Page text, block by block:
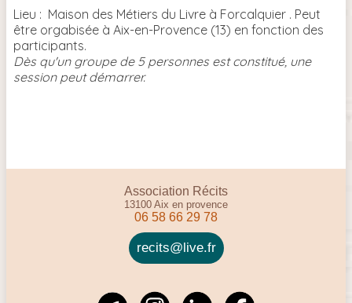
Lieu : Maison des Métiers du Livre à Forcalquier . Peut
être orgabisée à Aix-en-Provence (13) en fonction des
participants.
Dès qu'un groupe de 5 personnes est constitué, une
session peut démarrer.
Association Récits
13100 Aix en provence
06 58 66 29 78
recits@live.fr